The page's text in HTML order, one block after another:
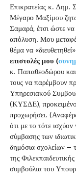
Επικρατείας κ. Δημ.
Μέγαρο Μαξίμου
Σαμαρά, έτσι ώστε
απόλυση. Μου
θέμα να
επιστολές μου (
κ. Παπαθεοδώρου
τους να παρέμβουν
Υπηρεσιακού
(ΚΥΣΔΕ),
προχωρήσει.
ότι με το τότε
σύμβασης των
δημόσια σχολείων –
της
συμβούλια του